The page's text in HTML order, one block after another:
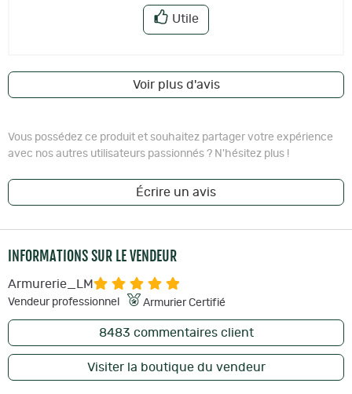
Utile
Voir plus d'avis
Vous possédez ce produit et souhaitez partager votre expérience
avec nos autres utilisateurs passionnés ? N'hésitez plus !
Écrire un avis
INFORMATIONS SUR LE VENDEUR
Armurerie_LM
Vendeur professionnel Armurier Certifié
8483 commentaires client
Visiter la boutique du vendeur